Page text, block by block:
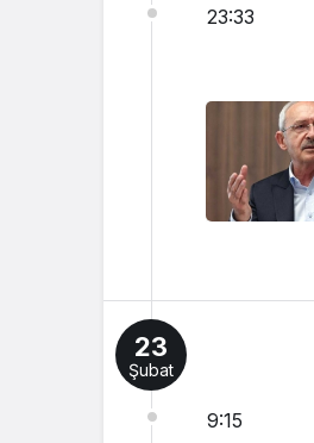
23:33
23
Şubat
9:15